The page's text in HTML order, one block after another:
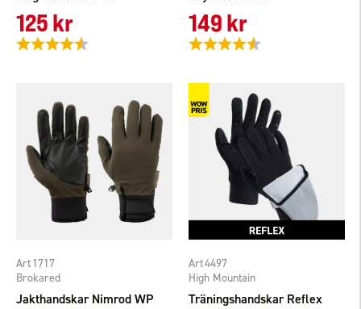
125 kr
Betyg:
149 kr
Betyg:
Jakthandskar Nimrod WP
Brokared
1717
Träningshandskar Reflex
High Mountain
4497